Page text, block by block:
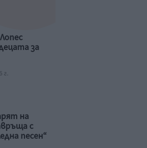
за
г.
на
с
песен“